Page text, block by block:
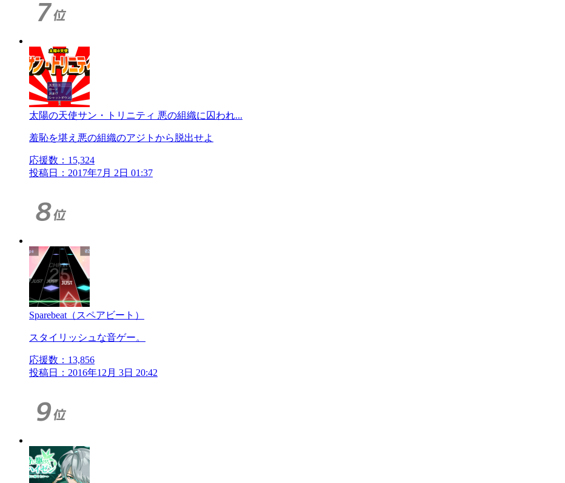
太陽の天使サン・トリニティ 悪の組織に囚われ...
羞恥を堪え悪の組織のアジトから脱出せよ
応援数： 15,324
投稿日：2017年7月 2日 01:37
Sparebeat（スペアビート）
スタイリッシュな音ゲー。
応援数： 13,856
投稿日：2016年12月 3日 20:42